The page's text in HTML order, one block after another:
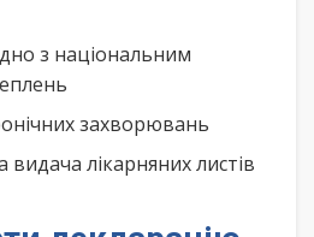
з національним
захворювань
лікарняних листів